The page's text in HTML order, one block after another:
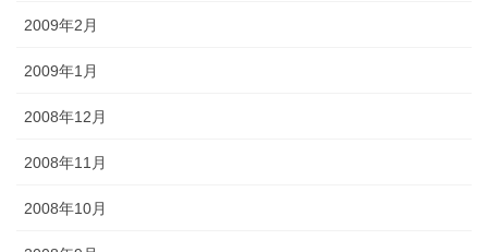
2009年2月
2009年1月
2008年12月
2008年11月
2008年10月